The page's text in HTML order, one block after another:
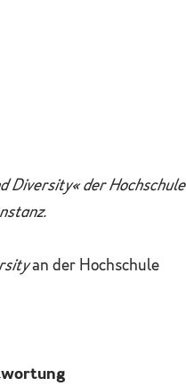
Diversity« der Hochschule
an der Hochschule